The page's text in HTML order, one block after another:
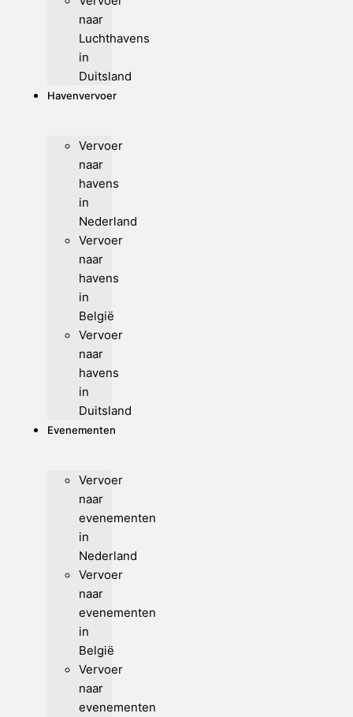
naar
Luchthavens
in
Duitsland
Havenvervoer
Vervoer
naar
havens
in
Nederland
Vervoer
naar
havens
in
België
Vervoer
naar
havens
in
Duitsland
Evenementen
Vervoer
naar
evenementen
in
Nederland
Vervoer
naar
evenementen
in
België
Vervoer
naar
evenementen